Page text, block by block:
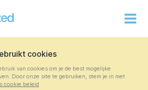
cookies
van cookies om je de best mogelijke
Door onze site te gebruiken, stem je in met
cookie beleid